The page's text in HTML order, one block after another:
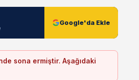
Google'da Ekle
sona ermiştir. Aşağıdaki